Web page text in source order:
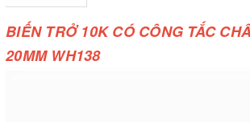
BIẾN TRỞ 10K CÓ CÔNG TẮC
20MM WH138